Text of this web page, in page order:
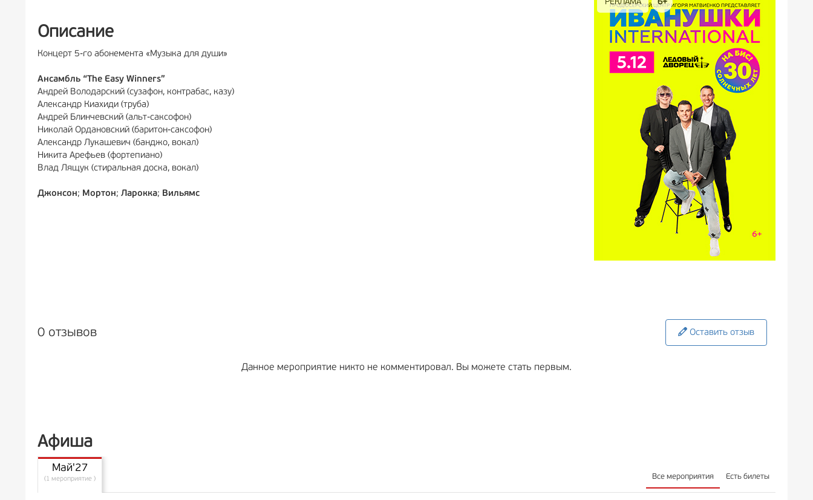
Описание
Концерт 5-го абонемента «Музыка для души»
Ансамбль “The Easy Winners”
Андрей Володарский (сузафон, контрабас, казу)
Александр Киахиди (труба)
Андрей Блинчевский (альт-саксофон)
Николай Ордановский (баритон-саксофон)
Александр Лукашевич (банджо, вокал)
Никита Арефьев (фортепиано)
Влад Лящук (стиральная доска, вокал)
Джонсон; Мортон; Ларокка; Вильямс
РЕКЛАМА 6+
0 отзывов Оставить отзыв
Данное мероприятие никто не комментировал. Вы можете стать первым.
Афиша
Все мероприятия Есть билеты
Май'27
(1 мероприятие )